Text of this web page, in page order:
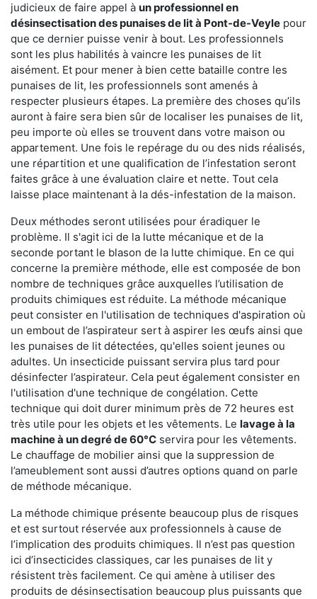
judicieux de faire appel à un professionnel en
désinsectisation des punaises de lit à Pont-de-Veyle pour
que ce dernier puisse venir à bout. Les professionnels
sont les plus habilités à vaincre les punaises de lit
aisément. Et pour mener à bien cette bataille contre les
punaises de lit, les professionnels sont amenés à
respecter plusieurs étapes. La première des choses qu’ils
auront à faire sera bien sûr de localiser les punaises de lit,
peu importe où elles se trouvent dans votre maison ou
appartement. Une fois le repérage du ou des nids réalisés,
une répartition et une qualification de l’infestation seront
faites grâce à une évaluation claire et nette. Tout cela
laisse place maintenant à la dés-infestation de la maison.
Deux méthodes seront utilisées pour éradiquer le
problème. Il s'agit ici de la lutte mécanique et de la
seconde portant le blason de la lutte chimique. En ce qui
concerne la première méthode, elle est composée de bon
nombre de techniques grâce auxquelles l’utilisation de
produits chimiques est réduite. La méthode mécanique
peut consister en l'utilisation de techniques d'aspiration où
un embout de l’aspirateur sert à aspirer les œufs ainsi que
les punaises de lit détectées, qu'elles soient jeunes ou
adultes. Un insecticide puissant servira plus tard pour
désinfecter l’aspirateur. Cela peut également consister en
l'utilisation d'une technique de congélation. Cette
technique qui doit durer minimum près de 72 heures est
très utile pour les objets et les vêtements. Le lavage à la
machine à un degré de 60°C servira pour les vêtements.
Le chauffage de mobilier ainsi que la suppression de
l’ameublement sont aussi d’autres options quand on parle
de méthode mécanique.
La méthode chimique présente beaucoup plus de risques
et est surtout réservée aux professionnels à cause de
l’implication des produits chimiques. Il n’est pas question
ici d’insecticides classiques, car les punaises de lit y
résistent très facilement. Ce qui amène à utiliser des
produits de désinsectisation beaucoup plus puissants que